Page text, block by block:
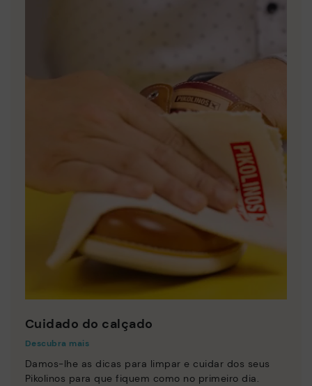
Cuidado do calçado
Descubra mais
Damos-lhe as dicas para limpar e cuidar dos seus
Pikolinos para que fiquem como no primeiro dia.